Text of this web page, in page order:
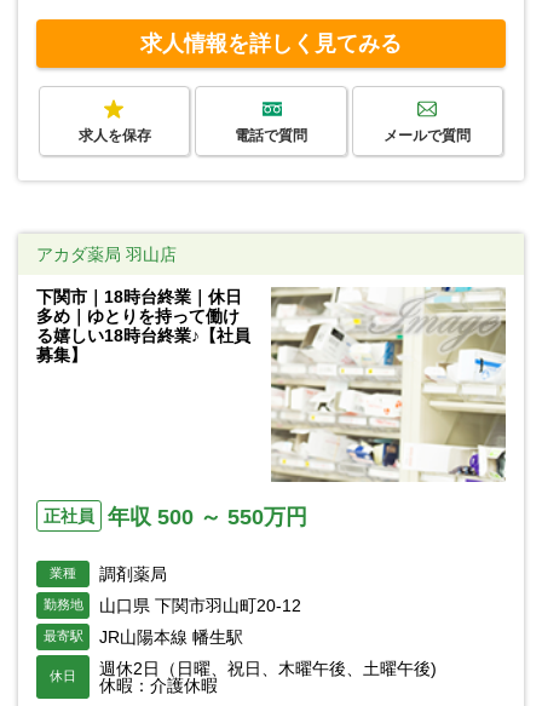
求人情報を詳しく見てみる
求人を保存 電話で質問 メールで質問
アカダ薬局 羽山店
下関市｜18時台終業｜休日
多め｜ゆとりを持って働け
る嬉しい18時台終業♪【社員
募集】
正社員 年収 500 ～ 550万円
業種 調剤薬局
勤務地 山口県 下関市羽山町20-12
最寄駅 JR山陽本線 幡生駅
休日
週休2日（日曜、祝日、木曜午後、土曜午後)
休暇：介護休暇